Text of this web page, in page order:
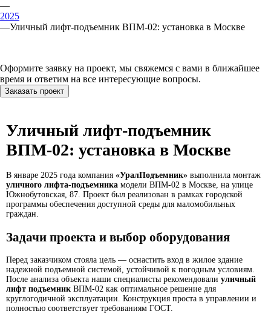
—
2025
—Уличный лифт-подъемник ВПМ-02: установка в Москве
Оформите заявку на проект, мы свяжемся с вами в ближайшее
время и ответим на все интересующие вопросы.
Заказать проект
Уличный лифт-подъемник
ВПМ-02: установка в Москве
В январе 2025 года компания «УралПодъемник» выполнила монтаж
уличного лифта-подъемника модели ВПМ-02 в Москве, на улице
Южнобутовская, 87. Проект был реализован в рамках городской
программы обеспечения доступной среды для маломобильных
граждан.
Задачи проекта и выбор оборудования
Перед заказчиком стояла цель — оснастить вход в жилое здание
надежной подъемной системой, устойчивой к погодным условиям.
После анализа объекта наши специалисты рекомендовали уличный
лифт подъемник ВПМ-02 как оптимальное решение для
круглогодичной эксплуатации. Конструкция проста в управлении и
полностью соответствует требованиям ГОСТ.